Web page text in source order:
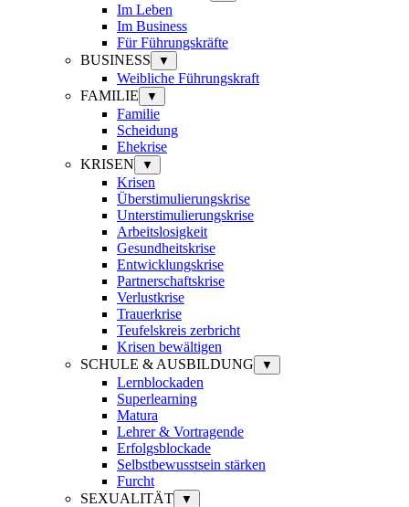
Im Leben
Im Business
Für Führungskräfte
BUSINESS
▼
Weibliche Führungskraft
FAMILIE
▼
Familie
Scheidung
Ehekrise
KRISEN
▼
Krisen
Überstimulierungskrise
Unterstimulierungskrise
Arbeitslosigkeit
Gesundheitskrise
Entwicklungskrise
Partnerschaftskrise
Verlustkrise
Trauerkrise
Teufelskreis zerbricht
Krisen bewältigen
SCHULE & AUSBILDUNG
▼
Lernblockaden
Superlearning
Matura
Lehrer & Vortragende
Erfolgsblockade
Selbstbewusstsein stärken
Furcht
SEXUALITÄT
▼